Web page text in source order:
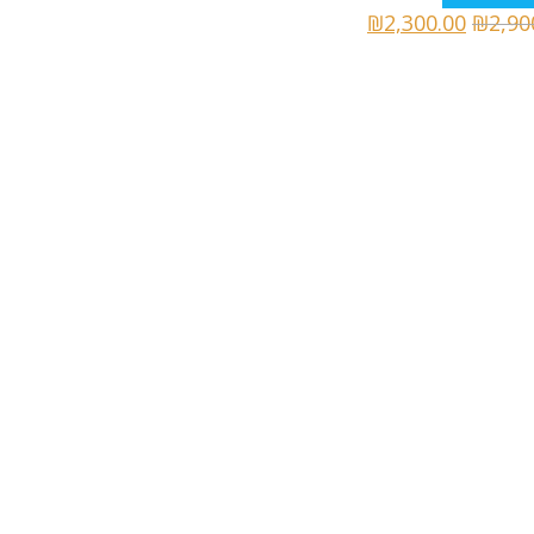
₪
₪2,300.00